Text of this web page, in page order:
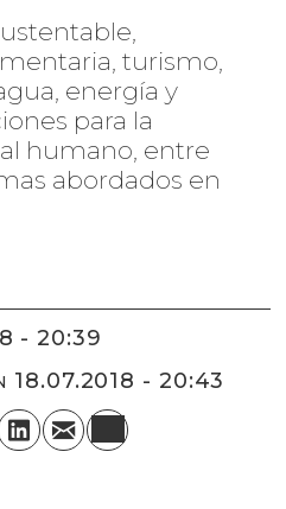
turismo,
energía y
para la
humano, entre
abordados en
- 20:39
18.07.2018 - 20:43